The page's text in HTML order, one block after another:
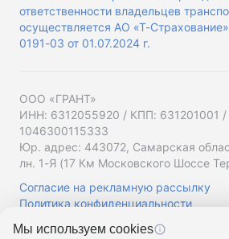
ответственности владельцев
осуществляется АО «Т-
0191-03 от 01.07.2024 г.
ООО «ГРАНТ»
ИНН: 6312055920 / КПП: 631201001
1046300115333
Юр. адрес: 443072, Самарская
лн. 1-Я (17 Км Московского Шоссе
Согласие на рекламную рассылку
Политика конфиденциальности
Мы используем cookies